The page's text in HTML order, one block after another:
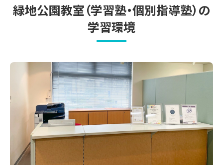
緑地公園教室（学習塾・個別指導塾）の
学習環境